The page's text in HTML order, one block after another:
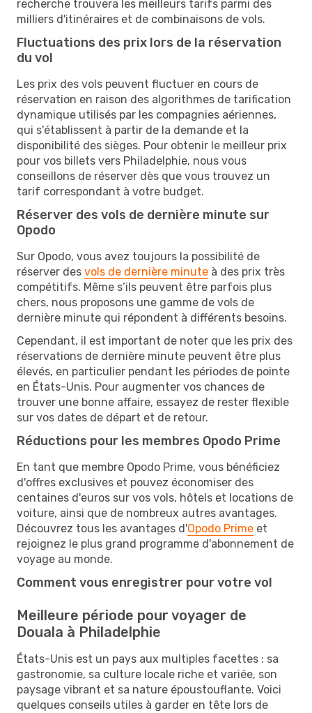
recherche trouvera les meilleurs tarifs parmi des
milliers d'itinéraires et de combinaisons de vols.
Fluctuations des prix lors de la réservation
du vol
Les prix des vols peuvent fluctuer en cours de
réservation en raison des algorithmes de tarification
dynamique utilisés par les compagnies aériennes,
qui s'établissent à partir de la demande et la
disponibilité des sièges. Pour obtenir le meilleur prix
pour vos billets vers Philadelphie, nous vous
conseillons de réserver dès que vous trouvez un
tarif correspondant à votre budget.
Réserver des vols de dernière minute sur
Opodo
Sur Opodo, vous avez toujours la possibilité de
réserver des vols de dernière minute à des prix très
compétitifs. Même s’ils peuvent être parfois plus
chers, nous proposons une gamme de vols de
dernière minute qui répondent à différents besoins.
Cependant, il est important de noter que les prix des
réservations de dernière minute peuvent être plus
élevés, en particulier pendant les périodes de pointe
en États-Unis. Pour augmenter vos chances de
trouver une bonne affaire, essayez de rester flexible
sur vos dates de départ et de retour.
Réductions pour les membres Opodo Prime
En tant que membre Opodo Prime, vous bénéficiez
d'offres exclusives et pouvez économiser des
centaines d'euros sur vos vols, hôtels et locations de
voiture, ainsi que de nombreux autres avantages.
Découvrez tous les avantages d'Opodo Prime et
rejoignez le plus grand programme d'abonnement de
voyage au monde.
Comment vous enregistrer pour votre vol
Meilleure période pour voyager de
Douala à Philadelphie
États-Unis est un pays aux multiples facettes : sa
gastronomie, sa culture locale riche et variée, son
paysage vibrant et sa nature époustouflante. Voici
quelques conseils utiles à garder en tête lors de